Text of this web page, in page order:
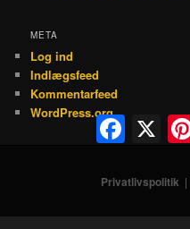
META
Log ind
Indlægsfeed
Kommentarfeed
WordPress.org
Privatlivspolitik
Facebook
X